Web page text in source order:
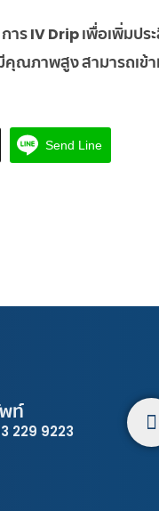
าร IV Drip เพื่อเพิ่มป
ณภาพสูง สามารถเข้า
Send Line
ท์
229 9223